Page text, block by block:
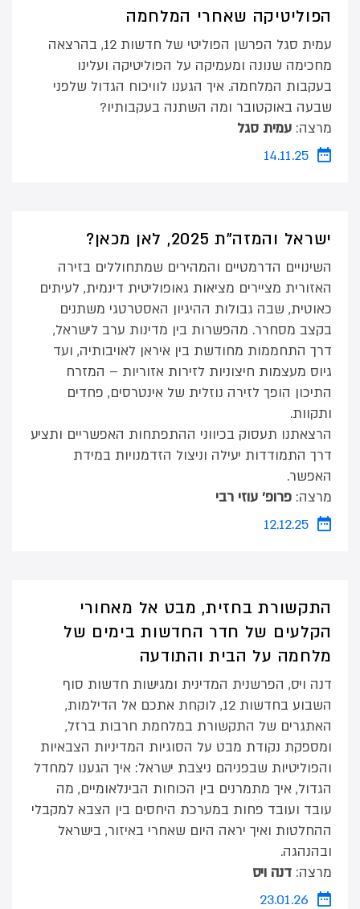
הפוליטיקה שאחרי המלחמה
עמית סגל הפרשן הפוליטי של חדשות 12, בהרצאה
מחכימה שנונה ומעמיקה על הפוליטיקה ועלינו
בעקבות המלחמה. איך הגענו לוויכוח הגדול שלפני
שבעה באוקטובר ומה השתנה בעקבותיו?
מרצה: עמית סגל
14.11.25
ישראל והמזה"ת 2025, לאן מכאן?
השינויים הדרמטיים והמהירים שמתחוללים בזירה
האזורית מציירים מציאות גאופוליטית דינמית, לעיתים
כאוטית, שבה גבולות ההיגיון האסטרטגי משתנים
בקצב מסחרר. מהפשרות בין מדינות ערב לישראל,
דרך התחממות מחודשת בין איראן לאויבותיה, ועד
גיוס מעצמות חיצוניות לזירות אזוריות – המזרח
התיכון הופך לזירה נוזלית של אינטרסים, פחדים
ותקוות.
הרצאתנו תעסוק בכיווני ההתפתחות האפשריים ותציע
דרך התמודדות יעילה וניצול הזדמנויות במידת
האפשר.
מרצה: פרופ' עוזי רבי
12.12.25
התקשורת בחזית, מבט אל מאחורי
הקלעים של חדר החדשות בימים של
מלחמה על הבית והתודעה
דנה ויס, הפרשנית המדינית ומגישות חדשות סוף
השבוע בחדשות 12, לוקחת אתכם אל הדילמות,
האתגרים של התקשורת במלחמת חרבות ברזל,
ומספקת נקודת מבט על הסוגיות המדיניות הצבאיות
והפוליטיות שבפניהם ניצבת ישראל: איך הגענו למחדל
הגדול, איך מתמרנים בין הכוחות הבינלאומיים, מה
עובד ועובד פחות במערכת היחסים בין הצבא למקבלי
ההחלטות ואיך יראה היום שאחרי באיזור, בישראל
ובהנהגה.
מרצה: דנה ויס
23.01.26